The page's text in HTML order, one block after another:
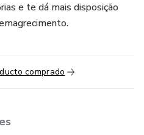
e te dá mais disposição
comprado